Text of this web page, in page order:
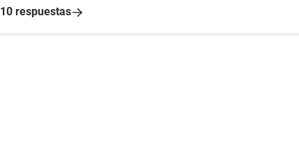
10 respuestas